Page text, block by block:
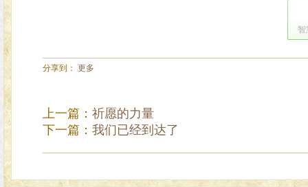
智
分享到： 更多
上一篇： 祈愿的力量
下一篇： 我们已经到达了